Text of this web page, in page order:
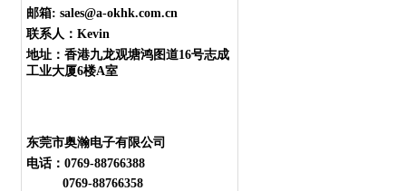
邮箱: sales@a-okhk.com.cn
联系人：Kevin
地址：香港九龙观塘鸿图道16号志成
工业大厦6楼A室
东莞市奥瀚电子有限公司
电话：0769-88766388
0769-88766358